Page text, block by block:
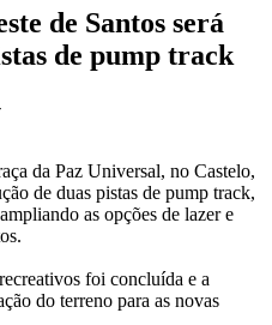
de Santos será
de pump track
da Paz Universal, no Castelo,
de duas pistas de pump track,
as opções de lazer e
foi concluída e a
do terreno para as novas